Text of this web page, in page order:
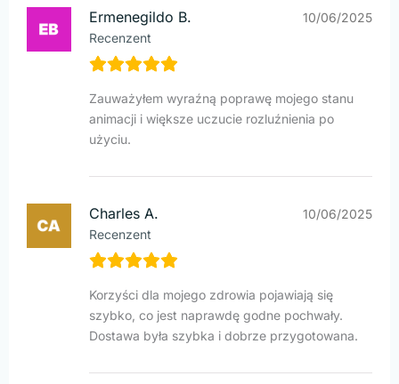
Ermenegildo B.
Recenzent
10/06/2025
Zauważyłem wyraźną poprawę mojego stanu
animacji i większe uczucie rozluźnienia po
użyciu.
Charles A.
Recenzent
10/06/2025
Korzyści dla mojego zdrowia pojawiają się
szybko, co jest naprawdę godne pochwały.
Dostawa była szybka i dobrze przygotowana.